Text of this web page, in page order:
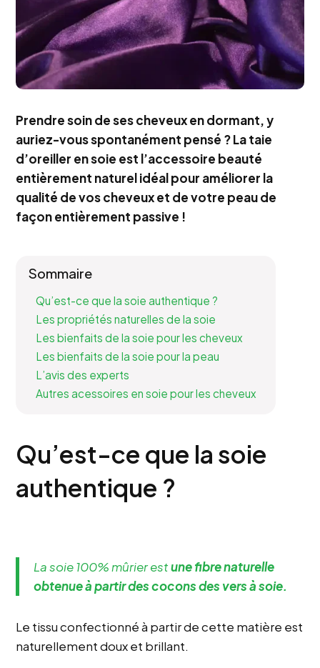
Prendre soin de ses cheveux en dormant, y
auriez-vous spontanément pensé ? La taie
d’oreiller en soie est l’accessoire beauté
entièrement naturel idéal pour améliorer la
qualité de vos cheveux et de votre peau de
façon entièrement passive !
Sommaire
Qu’est-ce que la soie authentique ?
Les propriétés naturelles de la soie
Les bienfaits de la soie pour les cheveux
Les bienfaits de la soie pour la peau
L’avis des experts
Autres acessoires en soie pour les cheveux
Qu’est-ce que la soie
authentique ?
La soie 100% mûrier estune fibre naturelle
obtenue à partir des cocons des vers à soie.
Le tissu confectionné à partir de cette matière est
naturellement doux et brillant.